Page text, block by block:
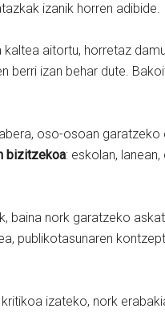
izanik horren adibide.
aitortu, horretaz
izan behar dute.
oso-osoan
bizitzekoa: eskolan,
nork garatzeko
publikotasunaren
izateko, nork